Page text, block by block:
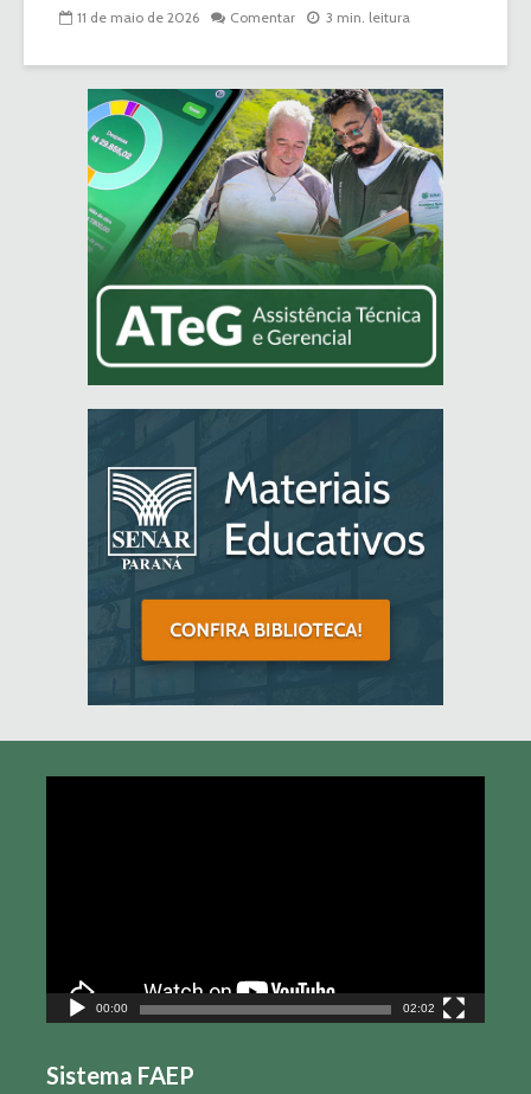
11 de maio de 2026 Comentar 3 min. leitura
00:00 02:02
Sistema FAEP